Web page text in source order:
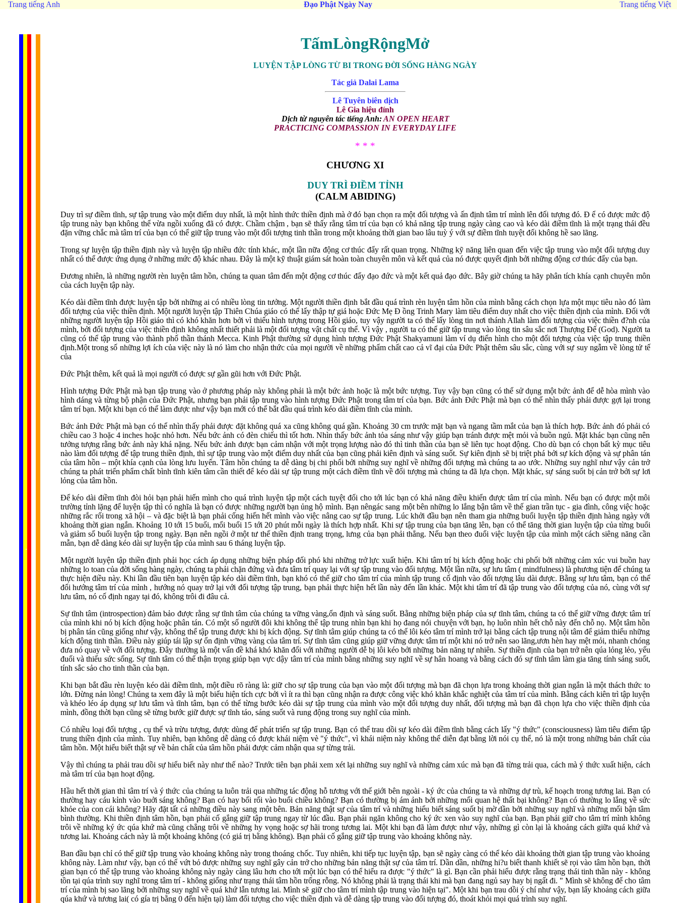
Trang tiếng Anh Đạo Phật Ngày Nay Trang tiếng Việt
.
TấmLòngRộngMở
LUYỆN TẬP LÒNG TỪ BI TRONG ĐỜI SỐNG HÀNG NGÀY
Tác giả Dalai Lama
Lê Tuyên biên dịch
Lê Gia hiệu đính
Dịch từ nguyên tác tiếng Anh:AN OPEN HEART
PRACTICING COMPASSION IN EVERYDAY LIFE
* * *
CHƯƠNG XI
DUY TRÌ ĐIỀM TỈNH
(CALM ABIDING)
Duy trì sự điềm tĩnh, sự tập trung vào một điểm duy nhất, là một hình thức thiền định mà ở đó bạn chọn ra một đối tượng và ấn định tâm trí mình lên đối tượng đó. Đ ể có được mức độ
tập trung này bạn không thể vừa ngồi xuống đã có được. Chầm chậm , bạn sẽ thấy rằng tâm trí của bạn có khả năng tập trung ngày càng cao và kéo dài điềm tĩnh là một trạng thái đều
đặn vững chắc mà tâm trí của bạn có thể giữ tập trung vào một đối tượng tinh thần trong một khoảng thời gian bao lâu tuỳ ý với sự điềm tĩnh tuyệt đối không hề sao lãng.
Trong sự luyện tập thiền định này và luyện tập nhiều đức tính khác, một lần nữa động cơ thúc đẩy rất quan trọng. Những kỹ năng liên quan đến việc tập trung vào một đối tượng duy
nhất có thể được ứng dụng ở những mức độ khác nhau. Đây là một kỹ thuật giám sát hoàn toàn chuyên môn và kết quả của nó được quyết định bởi những động cơ thúc đẩy của bạn.
Đương nhiên, là những người rèn luyện tâm hồn, chúng ta quan tâm đến một động cơ thúc đẩy đạo đức và một kết quả đạo đức. Bây giờ chúng ta hãy phân tích khía cạnh chuyên môn
của cách luyện tập này.
Kéo dài điềm tĩnh được luyện tập bởi những ai có nhiều lòng tin tưởng. Một người thiền định bắt đầu quá trình rèn luyện tâm hồn của mình bằng cách chọn lựa một mục tiêu nào đó làm
đối tượng của việc thiền định. Một người luyện tập Thiên Chúa giáo có thể lấy thập tự giá hoặc Đức Mẹ Đ ồng Trinh Mary làm tiêu điểm duy nhất cho việc thiền định của mình. Đối với
những người luyện tập Hồi giáo thì có khó khăn hơn bởi vì thiếu hình tượng trong Hồi giáo, tuy vậy người ta có thể lấy lòng tin nơi thánh Allah làm đối tượng của việc thiền đ?nh của
mình, bởi đối tượng của việc thiền định không nhất thiết phải là một đối tượng vật chất cụ thể. Vì vậy , người ta có thể giữ tập trung vào lòng tin sâu sắc nơi Thượng Đế (God). Người ta
cũng có thể tập trung vào thành phố thần thánh Mecca. Kinh Phật thường sử dụng hình tượng Đức Phật Shakyamuni làm ví dụ điển hình cho một đối tượng của việc tập trung thiền
định.Một trong số những lợi ích của việc này là nó làm cho nhận thức của mọi người về những phẩm chất cao cả vĩ đại của Đức Phật thêm sâu sắc, cùng với sự suy ngẫm về lòng tử tế
của
Đức Phật thêm, kết quả là mọi người có được sự gần gũi hơn với Đức Phật.
Hình tượng Đức Phật mà bạn tập trung vào ở phương pháp này không phải là một bức ảnh hoặc là một bức tượng. Tuy vậy bạn cũng có thể sử dụng một bức ảnh để dễ hòa mình vào
hình dáng và từng bộ phận của Đức Phật, nhưng bạn phải tập trung vào hình tượng Đức Phật trong tâm trí của bạn. Bức ảnh Đức Phật mà bạn có thể nhìn thấy phải được gợi lại trong
tâm trí bạn. Một khi bạn có thể làm được như vậy bạn mới có thể bắt đầu quá trình kéo dài điềm tĩnh của mình.
Bức ảnh Đức Phật mà bạn có thể nhìn thấy phải được đặt không quá xa cũng không quá gần. Khoảng 30 cm trước mặt bạn và ngang tầm mắt của bạn là thích hợp. Bức ảnh đó phải có
chiều cao 3 hoặc 4 inches hoặc nhỏ hơn. Nếu bức ảnh có đèn chiếu thì tốt hơn. Nhìn thấy bức ảnh tỏa sáng như vậy giúp bạn tránh được mệt mỏi và buồn ngủ. Mặt khác bạn cũng nên
tưởng tượng rằng bức ảnh này khá nặng. Nếu bức ảnh được bạn cảm nhận với một trọng lượng nào đó thì tinh thần của bạn sẽ liên tục hoạt động. Cho dù bạn có chọn bất kỳ mục tiêu
nào làm đối tượng để tập trung thiền định, thì sự tập trung vào một điểm duy nhất của bạn cũng phải kiên định và sáng suốt. Sự kiên định sẽ bị triệt phá bởi sự kích động và sự phân tán
của tâm hồn – một khía cạnh của lòng lưu luyến. Tâm hồn chúng ta dễ dàng bị chi phối bởi những suy nghĩ về những đối tượng mà chúng ta ao ước. Những suy nghĩ như vậy cản trở
chúng ta phát triển phẩm chất bình tĩnh kiên tâm cần thiết để kéo dài sự tập trung một cách điềm tĩnh về đối tượng mà chúng ta đã lựa chọn. Mặt khác, sự sáng suốt bị cản trở bởi sự lơi
lỏng của tâm hồn.
Để kéo dài điềm tĩnh đòi hỏi bạn phải hiến mình cho quá trình luyện tập một cách tuyệt đối cho tới lúc bạn có khả năng điều khiển được tâm trí của mình. Nếu bạn có được một môi
trường tỉnh lặng để luyện tập thì có nghĩa là bạn có được những người bạn ủng hộ mình. Bạn nêngác sang một bên những lo lắng bận tâm về thế gian trần tục - gia đình, công việc hoặc
những rắc rối trong xã hội – và đặc biệt là bạn phải cống hiến hết mình vào việc nâng cao sự tập trung. Lúc khởi đầu bạn nên tham gia những buổi luyện tập thiền định hàng ngày với
khoảng thời gian ngắn. Khoảng 10 tới 15 buổi, mổi buổi 15 tới 20 phút mỗi ngày là thích hợp nhất. Khi sự tập trung của bạn tăng lên, bạn có thể tăng thời gian luyện tập của từng buổi
và giảm số buổi luyện tập trong ngày. Bạn nên ngồi ở một tư thế thiền định trang trọng, lưng của bạn phải thẳng. Nếu bạn theo đuổi việc luyện tập của mình một cách siêng năng cần
mẫn, bạn dễ dàng kéo dài sự luyện tập của mình sau 6 tháng luyện tập.
Một người luyện tập thiền định phải học cách áp dụng những biện pháp đối phó khi những trở lực xuất hiện. Khi tâm trí bị kích động hoặc chi phối bởi những cảm xúc vui buồn hay
những lo toan của đời sống hàng ngày, chúng ta phải chặn đứng và đưa tâm trí quay lại với sự tập trung vào đối tượng. Một lần nữa, sự lưu tâm ( mindfulness) là phương tiện để chúng ta
thực hiện điều này. Khi lần đầu tiên bạn luyện tập kéo dài điềm tĩnh, bạn khó có thể giữ cho tâm trí của mình tập trung cố định vào đối tượng lâu dài được. Bằng sự lưu tâm, bạn có thể
đổi hướng tâm trí của mình , hướng nó quay trở lại với đối tượng tập trung, bạn phải thực hiện hết lần này đến lần khác. Một khi tâm trí đã tập trung vào đối tượng của nó, cùng với sự
lưu tâm, nó cố định ngay tại đó, không trôi đi đâu cả.
Sự tĩnh tâm (introspection) đảm bảo được rằng sự tĩnh tâm của chúng ta vững vàng,ổn định và sáng suốt. Bằng những biện pháp của sự tĩnh tâm, chúng ta có thể giữ vững được tâm trí
của mình khi nó bị kích động hoặc phân tán. Có một số người đôi khi không thể tập trung nhìn bạn khi họ đang nói chuyện với bạn, họ luôn nhìn hết chỗ này đến chỗ nọ. Một tâm hồn
bị phân tán cũng giống như vậy, không thể tập trung được khi bị kích động. Sự tĩnh tâm giúp chúng ta có thể lôi kéo tâm trí mình trở lại bằng cách tập trung nội tâm để giảm thiểu những
kích động tinh thần. Điều này giúp tái lập sự ổn định vững vàng của tâm trí. Sự tĩnh tâm cũng giúp giữ vững được tâm trí một khi nó trở nên sao lãng,ươn hèn hay mệt mỏi, nhanh chóng
đưa nó quay về với đối tượng. Đây thường là một vấn đề khá khó khăn đối với những người dễ bị lôi kéo bởi những bản năng tự nhiên. Sự thiền định của bạn trở nên qúa lỏng lẻo, yếu
đuối và thiếu sức sống. Sự tĩnh tâm có thể thận trọng giúp bạn vực dậy tâm trí của mình bằng những suy nghĩ về sự hân hoang và bằng cách đó sự tĩnh tâm làm gia tăng tính sáng suốt,
tính sắc sảo cho tinh thần của bạn.
Khi bạn bắt đầu rèn luyện kéo dài điềm tĩnh, một điều rõ ràng là: giữ cho sự tập trung của bạn vào một đối tượng mà bạn đã chọn lựa trong khoảng thời gian ngắn là một thách thức to
lớn. Đừng nản lòng! Chúng ta xem đây là một biểu hiện tích cực bởi vì ít ra thì bạn cũng nhận ra được công việc khó khăn khắc nghiệt của tâm trí của mình. Bằng cách kiên trì tập luyện
và khéo léo áp dụng sự lưu tâm và tĩnh tâm, bạn có thể từng bước kéo dài sự tập trung của mình vào một đối tượng duy nhất, đối tượng mà bạn đã chọn lựa cho việc thiền định của
mình, đồng thời bạn cũng sẽ từng bước giữ được sự tĩnh táo, sáng suốt và rung động trong suy nghĩ của mình.
Có nhiều loại đối tượng , cụ thể và trừu tượng, được dùng để phát triển sự tập trung. Bạn có thể trau dồi sự kéo dài điềm tĩnh bằng cách lấy "ý thức" (consciousness) làm tiêu điểm tập
trung thiền định của mình. Tuy nhiên, bạn không dễ dàng có được khái niệm vè "ý thức", vì khái niệm này không thể diễn đạt bằng lời nói cụ thể, nó là một trong những bản chất của
tâm hồn. Một hiểu biết thật sự về bản chất của tâm hồn phải được cảm nhận qua sự từng trải.
Vậy thì chúng ta phải trau dồi sự hiểu biết này như thế nào? Trước tiên bạn phải xem xét lại những suy nghĩ và những cảm xúc mà bạn đã từng trải qua, cách mà ý thức xuất hiện, cách
mà tâm trí của bạn hoạt động.
Hầu hết thời gian thì tâm trí và ý thức của chúng ta luôn trải qua những tác động hỗ tương với thế giới bên ngoài - ký ức của chúng ta và những dự trù, kế hoạch trong tương lai. Bạn có
thường hay cáu kỉnh vào buởi sáng không? Bạn có hay bối rối vào buổi chiều không? Bạn có thường bị ám ảnh bởi những mối quan hệ thất bại không? Bạn có thường lo lắng về sức
khỏe của con cái không? Hãy đặt tất cả những điều này sang một bên. Bản năng thật sự của tâm trí và những hiểu biết sáng suốt bị mờ dần bởi những suy nghĩ và những mối bận tâm
bình thường. Khi thiền định tâm hồn, bạn phải cố gắng giữ tập trung ngay từ lúc đầu. Bạn phải ngăn không cho ký ức xen vào suy nghĩ của bạn. Bạn phải giữ cho tâm trí mình không
trôi về những ký ức qúa khứ mà cũng chẳng trôi về những hy vọng hoặc sợ hãi trong tương lai. Một khi bạn đã làm được như vậy, những gì còn lại là khoảng cách giữa quá khứ và
tương lai. Khoảng cách này là một khoảng không (có giá trị bằng không). Bạn phải cố gắng giữ tập trung vào khoảng không này.
Ban đầu bạn chỉ có thể giữ tập trung vào khoảng không này trong thoáng chốc. Tuy nhiên, khi tiếp tục luyện tập, bạn sẽ ngày càng có thể kéo dài khoảng thời gian tập trung vào khoảng
không này. Làm như vậy, bạn có thể vứt bỏ được những suy nghĩ gây cản trở cho những bản năng thật sự của tâm trí. Dần dần, những hi?u biết thanh khiết sẽ rọi vào tâm hồn bạn, thời
gian bạn có thể tập trung vào khoảng không này ngày càng lâu hơn cho tới một lúc bạn có thể hiểu ra được "ý thức" là gì. Bạn cần phải hiểu được rằng trạng thái tinh thần này - không
tồn tại qúa trình suy nghĩ trong tâm trí - không giống như trạng thái tâm hồn trống rỗng. Nó không phải là trạng thái khi mà bạn đang ngủ say hay bị ngất đi. " Mình sẽ không để cho tâm
trí của mình bị sao lãng bởi những suy nghĩ về quá khứ lẫn tương lai. Mình sẽ giữ cho tâm trí mình tập trung vào hiện tại". Một khi bạn trau dồi ý chí như vậy, bạn lấy khoảng cách giữa
qúa khứ và tương lai( có gía trị bằng 0 đến hiện tại) làm đối tượng cho việc thiền định và dễ dàng tập trung vào đối tượng đó, thoát khỏi mọi quá trình suy nghĩ.